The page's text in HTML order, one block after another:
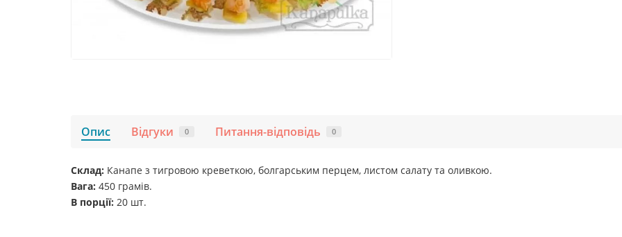
Опис Відгуки 0 Питання-відповідь 0
Склад: Канапе з тигровою креветкою, болгарським перцем, листом салату та оливкою.
Вага: 450 грамів.
В порції: 20 шт.